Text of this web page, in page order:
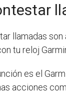
llamadas
tu reloj
es el
acciones